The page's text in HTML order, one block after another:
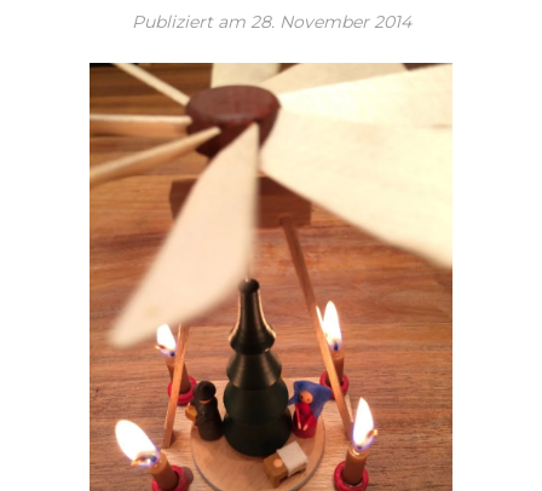
Publiziert am 28. November 2014